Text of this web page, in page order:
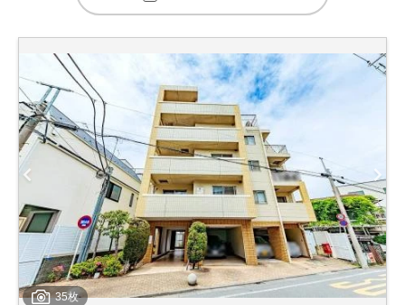
35枚